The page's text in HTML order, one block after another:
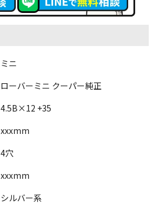
ミニ
ローバーミニ クーパー純正
4.5B×12 +35
xxxmm
4穴
xxxmm
シルバー系